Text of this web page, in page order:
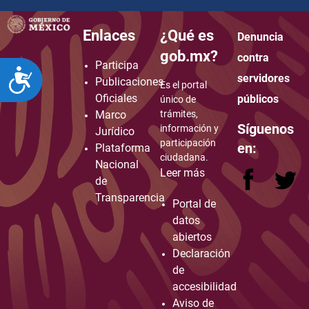
ACCESIBILIDAD
how to embed google map in website
Enlaces
Participa
Publicaciones
Oficiales
Marco
Jurídico
Plataforma
Nacional
de
Transparencia
¿Qué es
gob.mx?
Es el portal
único de
trámites,
información y
participación
ciudadana.
Leer más
Portal de
datos
abiertos
Declaración
de
accesibilidad
Aviso de
Denuncia
contra
servidores
públicos
Síguenos
en: